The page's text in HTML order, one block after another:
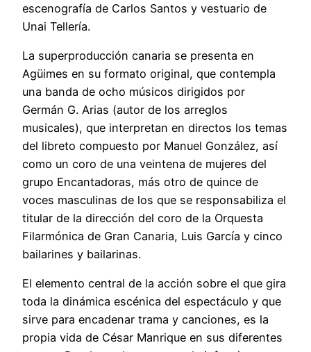
escenografía de Carlos Santos y vestuario de
Unai Tellería.
La superproducción canaria se presenta en
Agüimes en su formato original, que contempla
una banda de ocho músicos dirigidos por
Germán G. Arias (autor de los arreglos
musicales), que interpretan en directos los temas
del libreto compuesto por Manuel González, así
como un coro de una veintena de mujeres del
grupo Encantadoras, más otro de quince de
voces masculinas de los que se responsabiliza el
titular de la dirección del coro de la Orquesta
Filarmónica de Gran Canaria, Luis García y cinco
bailarines y bailarinas.
El elemento central de la acción sobre el que gira
toda la dinámica escénica del espectáculo y que
sirve para encadenar trama y canciones, es la
propia vida de César Manrique en sus diferentes